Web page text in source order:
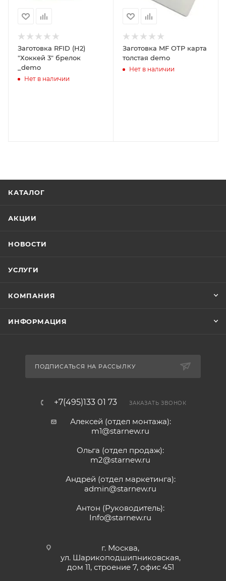
Заготовка RFID (H2)
"Хоккей 3" брелок
_demo
Нет в наличии
Заготовка MF OTP карта
толстая demo
Нет в наличии
КАТАЛОГ
АКЦИИ
НОВОСТИ
УСЛУГИ
КОМПАНИЯ
ИНФОРМАЦИЯ
ПОДПИСАТЬСЯ НА РАССЫЛКУ
+7(495)133 01 73 ЗАКАЗАТЬ ЗВОНОК
Алексей (отдел монтажа):
m1@starnew.ru
Ольга (отдел продаж):
m2@starnew.ru
Андрей (отдел маркетинга):
admin@starnew.ru
Антон (Руководитель):
Info@starnew.ru
г. Москва,
ул. Шарикоподшипниковская,
дом 11, строение 7, офис 451